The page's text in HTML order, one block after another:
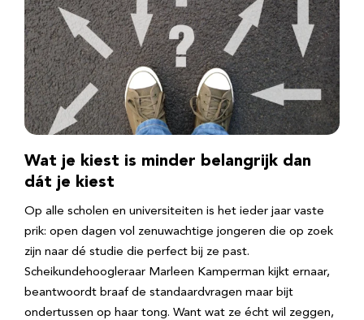
Wat je kiest is minder belangrijk dan
dát je kiest
Op alle scholen en universiteiten is het ieder jaar vaste
prik: open dagen vol zenuwachtige jongeren die op zoek
zijn naar dé studie die perfect bij ze past.
Scheikundehoogleraar Marleen Kamperman kijkt ernaar,
beantwoordt braaf de standaardvragen maar bijt
ondertussen op haar tong. Want wat ze écht wil zeggen,